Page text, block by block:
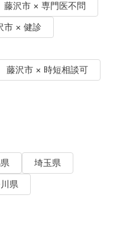
藤沢市 × 専門医不問
市 × 健診
藤沢市 × 時短相談可
埼玉県
県